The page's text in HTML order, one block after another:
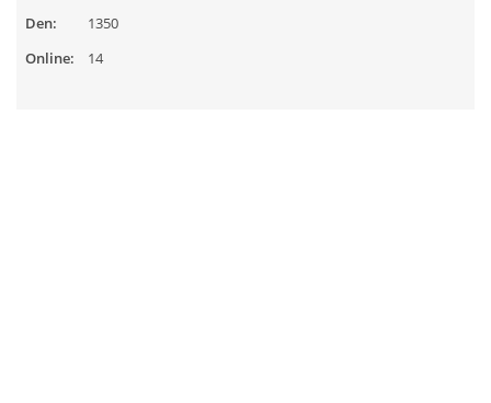
Online: 14
Den:
1350